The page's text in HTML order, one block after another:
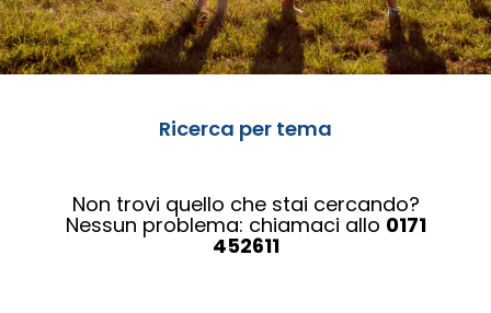
Ricerca per tema
Non trovi quello che stai cercando?
Nessun problema: chiamaci allo 0171
452611